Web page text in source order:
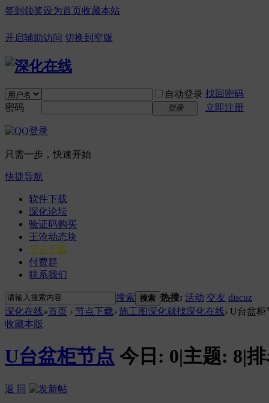
签到领奖设为首页收藏本站
开启辅助访问 切换到窄版
自动登录 找回密码
密码
登录 立即注册
只需一步，快速开始
快捷导航
软件下载
深化论坛
验证码购买
王沧动态块
节点下载
付费群
联系我们
搜索 搜索 热搜: 活动 交友 discuz
深化在线»首页 › 节点下载› 施工图深化就找深化在线› U台盆柜
收藏本版
U台盆柜节点 今日: 0|主题: 8|
返 回